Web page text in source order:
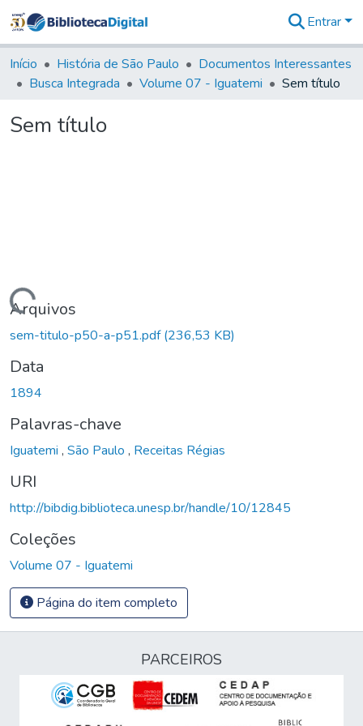
&
Coleções
Tudo na
Entrar
Início História de São Paulo
Documentos Interessantes
Busca Integrada
Volume 07 - Iguatemi Sem título
Sem título
Carregando...
Arquivos
sem-titulo-p50-a-p51.pdf(236,53 KB)
Data
1894
Palavras-chave
Iguatemi , São Paulo , Receitas Régias
URI
http://bibdig.biblioteca.unesp.br/handle/10/12845
Coleções
Volume 07 - Iguatemi
Página do item completo
PARCEIROS